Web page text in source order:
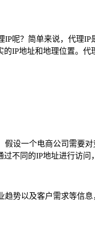
呢？简单来说，代理
IP地址和地理位置。
设一个电商公司需要
不同的IP地址进行访问
势以及客户需求等信